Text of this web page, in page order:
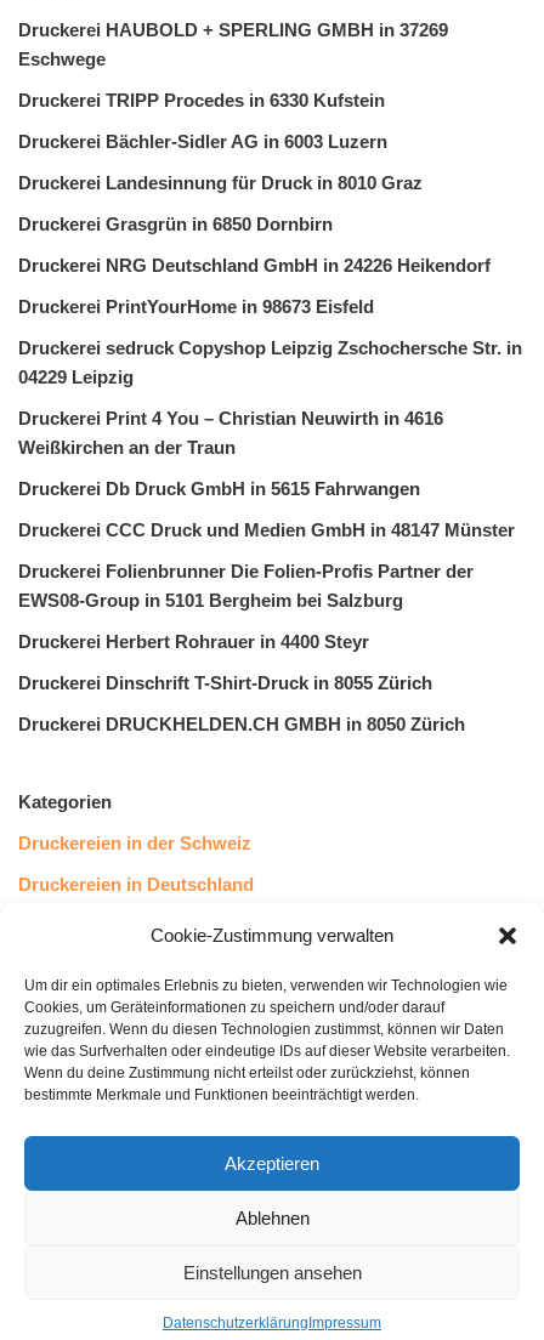
Cookie-Zustimmung verwalten
Um dir ein optimales Erlebnis zu bieten, verwenden wir Technologien wie
Cookies, um Geräteinformationen zu speichern und/oder darauf
zuzugreifen. Wenn du diesen Technologien zustimmst, können wir Daten
wie das Surfverhalten oder eindeutige IDs auf dieser Website verarbeiten.
Wenn du deine Zustimmung nicht erteilst oder zurückziehst, können
bestimmte Merkmale und Funktionen beeinträchtigt werden.
Akzeptieren
Ablehnen
Einstellungen ansehen
Datenschutzerklärung Impressum
Druckerei HAUBOLD + SPERLING GMBH in 37269
Eschwege
Druckerei TRIPP Procedes in 6330 Kufstein
Druckerei Bächler-Sidler AG in 6003 Luzern
Druckerei Landesinnung für Druck in 8010 Graz
Druckerei Grasgrün in 6850 Dornbirn
Druckerei NRG Deutschland GmbH in 24226 Heikendorf
Druckerei PrintYourHome in 98673 Eisfeld
Druckerei sedruck Copyshop Leipzig Zschochersche Str. in
04229 Leipzig
Druckerei Print 4 You – Christian Neuwirth in 4616
Weißkirchen an der Traun
Druckerei Db Druck GmbH in 5615 Fahrwangen
Druckerei CCC Druck und Medien GmbH in 48147 Münster
Druckerei Folienbrunner Die Folien-Profis Partner der
EWS08-Group in 5101 Bergheim bei Salzburg
Druckerei Herbert Rohrauer in 4400 Steyr
Druckerei Dinschrift T-Shirt-Druck in 8055 Zürich
Druckerei DRUCKHELDEN.CH GMBH in 8050 Zürich
Kategorien
Druckereien in der Schweiz
Druckereien in Deutschland
Druckereien in Österreich
Kundenstimmen
43Leserstimmen